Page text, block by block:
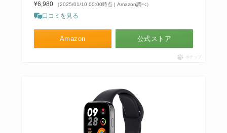
¥6,980
（2025/01/10 00:00時点 | Amazon調べ）
口コミを見る
Amazon 公式ストア
ポチップ